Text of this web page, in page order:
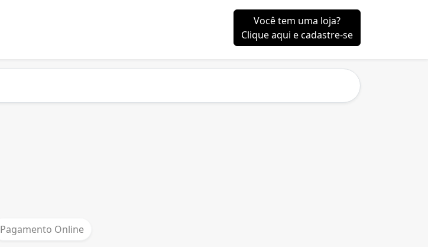
Você tem uma loja?
Clique aqui e cadastre-se
Pagamento Online